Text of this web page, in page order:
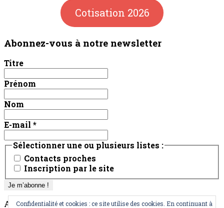
Cotisation 2026
Abonnez-vous à notre newsletter
Titre
Prénom
Nom
E-mail *
Sélectionner une ou plusieurs listes :
Contacts proches
Inscription par le site
AOTMConfidentialité et cookies : ce site utilise des cookies. En continuant à